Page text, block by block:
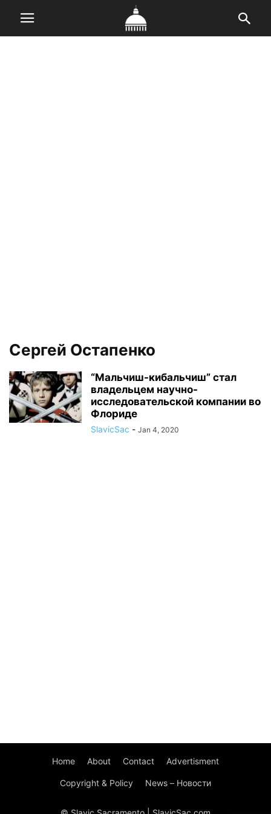
Сергей Остапенко
“Мальчиш-кибальчиш” стал
владельцем научно-
исследовательской компании во
Флориде
SlavicSac - Jan 4, 2020
Home About Contact Advertisment
Copyright & Policy News – Новости